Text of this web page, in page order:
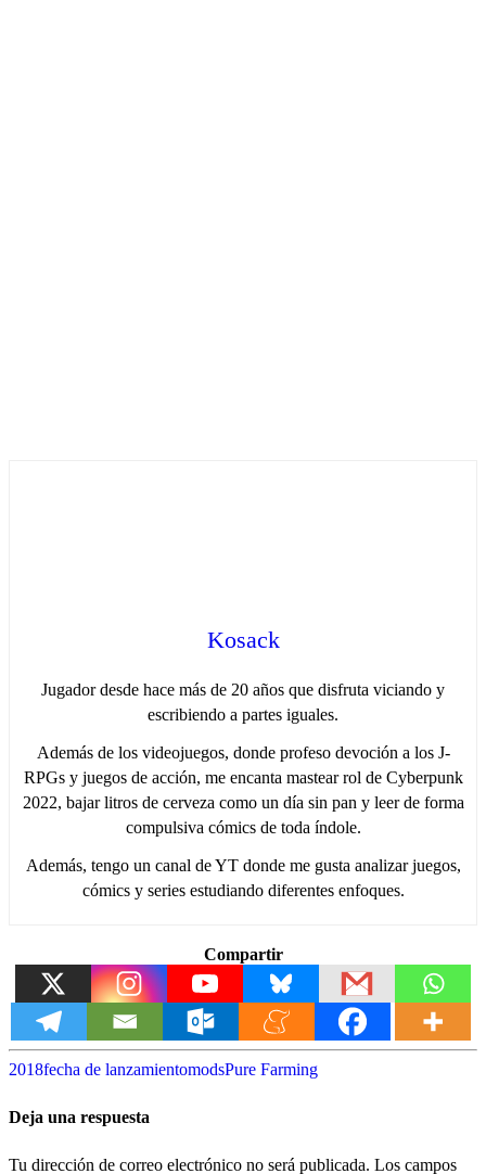
Kosack
Jugador desde hace más de 20 años que disfruta viciando y
escribiendo a partes iguales.
Además de los videojuegos, donde profeso devoción a los J-
RPGs y juegos de acción, me encanta mastear rol de Cyberpunk
2022, bajar litros de cerveza como un día sin pan y leer de forma
compulsiva cómics de toda índole.
Además, tengo un canal de YT donde me gusta analizar juegos,
cómics y series estudiando diferentes enfoques.
Compartir
2018fecha de lanzamientomodsPure Farming
Deja una respuesta
Tu dirección de correo electrónico no será publicada. Los campos